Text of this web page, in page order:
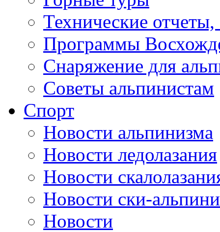
Технические
Программы
Снаряжение для
Советы альпинистам
Спорт
Новости альпинизма
Новости ледолазания
Новости
Новости ски-
Новости